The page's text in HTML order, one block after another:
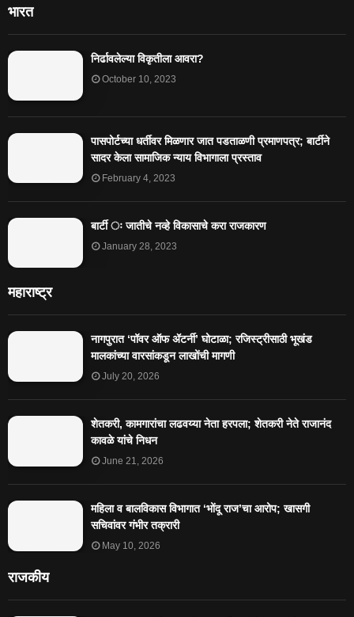
भारत
निर्ढावलेल्या विकृतीला आवरा?
October 10, 2023
पासपोर्टच्या धर्तीवर मिळणार जात पडताळणी प्रमाणपत्र; बार्टीने
सादर केला सामाजिक न्याय विभागाला प्रस्ताव
February 4, 2023
बार्टी ः जातीचे नव्हे विकासाचे करा राजकारण
January 28, 2023
महाराष्ट्र
नागपुरात ‘पॉवर ऑफ ॲटर्नी’ घोटाळा; रजिस्ट्रीसाठी भूखंड
मालकांच्या वारसांकडून लाखोंची मागणी
July 20, 2026
शेतकरी, कामगारांचा लढवय्या नेता हरपला; शेतकरी नेते राजानंद
कावळे यांचे निधन
June 21, 2026
महिला व बालविकास विभागात ‘भोंदू राज’चा आरोप; खासगी
सचिवांवर गंभीर तक्रारी
May 10, 2026
राजकीय